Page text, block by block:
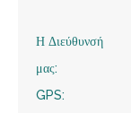
Η Διεύθυνσή
μας:
GPS: